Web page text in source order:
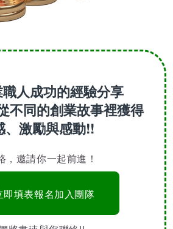
人成功的經驗分享
不同的創業故事裡獲得
、激勵與感動!!
，邀請你一起前進！
即填表報名加入團隊